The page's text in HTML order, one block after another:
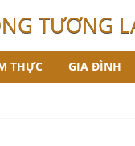
TƯƠNG
THỰC GIA ĐÌNH